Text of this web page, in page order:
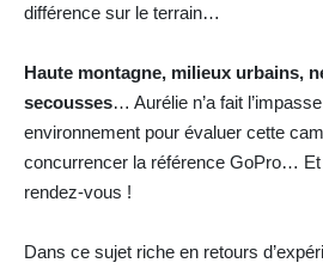
différence sur le terrain…
Haute montagne, milieux urbains,
secousses… Aurélie n’a fait
environnement pour évaluer cette
concurrencer la référence GoPro…
rendez-vous !
Dans ce sujet riche en retours